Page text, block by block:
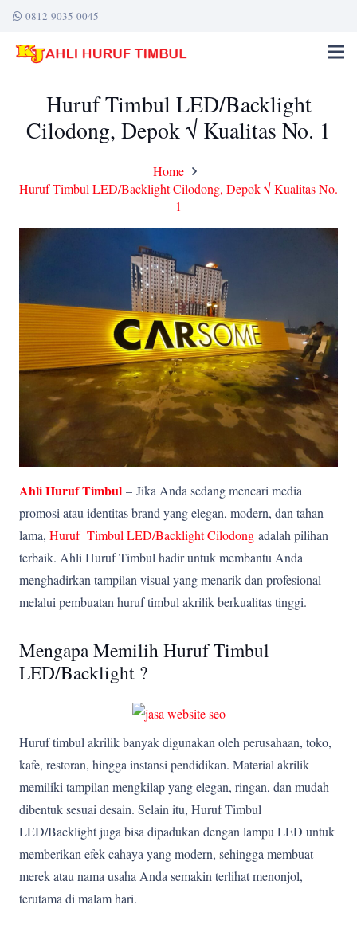
0812-9035-0045
Huruf Timbul LED/Backlight
Cilodong, Depok √ Kualitas No. 1
Home
Huruf Timbul LED/Backlight Cilodong, Depok √ Kualitas No.
1
Ahli Huruf Timbul – Jika Anda sedang mencari media
promosi atau identitas brand yang elegan, modern, dan tahan
lama, Huruf Timbul LED/Backlight Cilodong adalah pilihan
terbaik. Ahli Huruf Timbul hadir untuk membantu Anda
menghadirkan tampilan visual yang menarik dan profesional
melalui pembuatan huruf timbul akrilik berkualitas tinggi.
Mengapa Memilih Huruf Timbul
LED/Backlight ?
Huruf timbul akrilik banyak digunakan oleh perusahaan, toko,
kafe, restoran, hingga instansi pendidikan. Material akrilik
memiliki tampilan mengkilap yang elegan, ringan, dan mudah
dibentuk sesuai desain. Selain itu, Huruf Timbul
LED/Backlight juga bisa dipadukan dengan lampu LED untuk
memberikan efek cahaya yang modern, sehingga membuat
merek atau nama usaha Anda semakin terlihat menonjol,
terutama di malam hari.